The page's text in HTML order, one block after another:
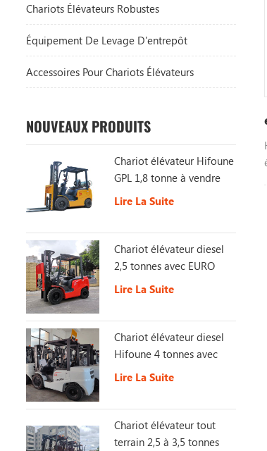
Chariots Élévateurs Robustes
Équipement De Levage D'entrepôt
Accessoires Pour Chariots Élévateurs
NOUVEAUX PRODUITS
Chariot élévateur Hifoune
GPL 1,8 tonne à vendre
Lire La Suite
Chariot élévateur diesel
2,5 tonnes avec EURO
Stage 5
Lire La Suite
Chariot élévateur diesel
Hifoune 4 tonnes avec
moteur KUBOTA
Lire La Suite
Chariot élévateur tout
terrain 2,5 à 3,5 tonnes